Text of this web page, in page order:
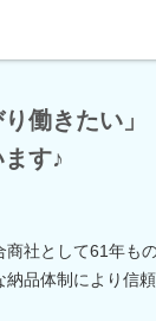
り働きたい
す♪
社として61年も
納品体制により信